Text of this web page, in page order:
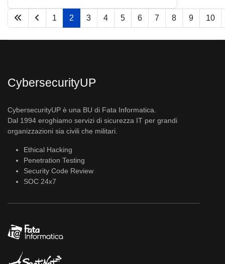
Pagina 2 di 33
1 2 3 4 5 6 7 8 9 10
CybersecurityUP
CybersecurityUP è una BU di Fata Informatica.
Dal 1994 eroghiamo servizi di sicurezza IT per grandi
organizzazioni sia civili che militari.
Ethical Hacking
Penetration Testing
Security Code Review
SOC 24x7